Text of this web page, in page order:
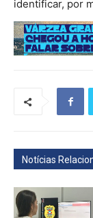
identificar, por
Notícias